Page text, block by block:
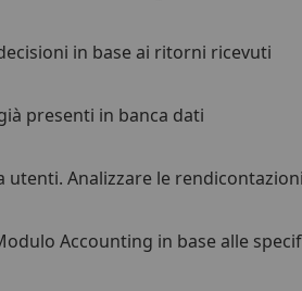
in base ai ritorni ricevuti
presenti in banca dati
Analizzare le
Accounting in base alle